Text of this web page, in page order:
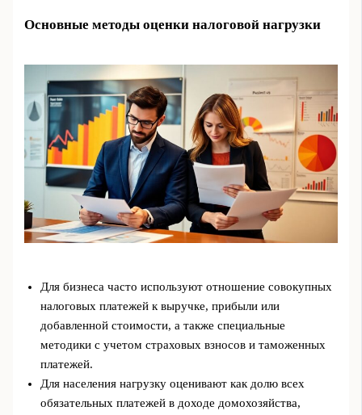
Основные методы оценки налоговой нагрузки
Для бизнеса часто используют отношение совокупных
налоговых платежей к выручке, прибыли или
добавленной стоимости, а также специальные
методики с учетом страховых взносов и таможенных
платежей.
Для населения нагрузку оценивают как долю всех
обязательных платежей в доходе домохозяйства,